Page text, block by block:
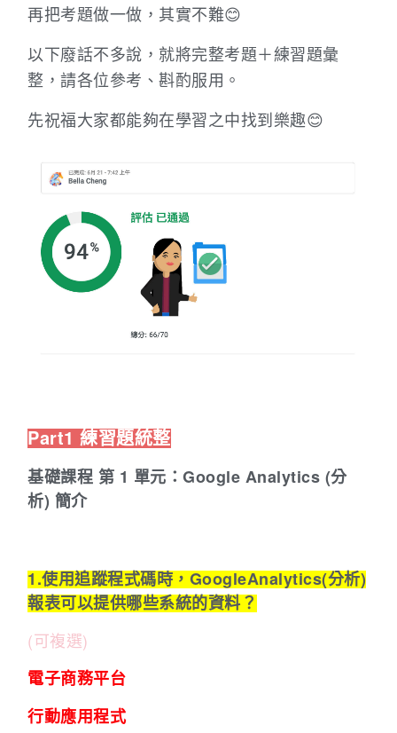
再把考題做一做，其實不難😊
以下廢話不多說，就將完整考題＋練習題彙
整，請各位參考、斟酌服用。
先祝福大家都能夠在學習之中找到樂趣😊
Part1 練習題統整
基礎課程 第 1 單元：Google Analytics (分
析) 簡介
1.使用追蹤程式碼時，GoogleAnalytics(分析)
報表可以提供哪些系統的資料？
(可複選)
電子商務平台
行動應用程式